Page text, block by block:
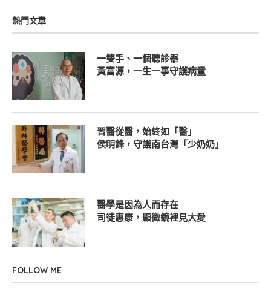
熱門文章
一雙手、一個聽診器
黃富源，一生一事守護病童
習醫從醫，始終如「醫」
侯明鋒，守護南台灣「少奶奶」
醫學是因為人而存在
司徒惠康，顯微鏡裡見大愛
FOLLOW ME